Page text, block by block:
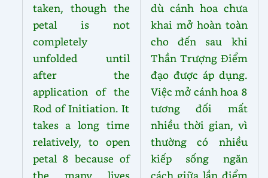
taken, though the
petal is not
completely
unfolded until
after the
application of the
Rod of Initiation. It
takes a long time
relatively, to open
petal 8 because of
the many lives
dù cánh hoa chưa
khai mở hoàn toàn
cho đến sau khi
Thần Trượng Điểm
đạo được áp dụng.
Việc mở cánh hoa 8
tương đối mất
nhiều thời gian, vì
thường có nhiều
kiếp sống ngăn
cách giữa lần điểm